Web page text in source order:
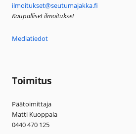
ilmoitukset@seutumajakka.fi
Kaupalliset ilmoitukset
Mediatiedot
Toimitus
Päätoimittaja
Matti Kuoppala
0440 470 125